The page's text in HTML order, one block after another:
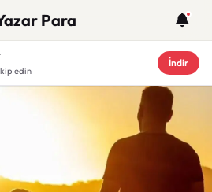
Para
edin
İndir